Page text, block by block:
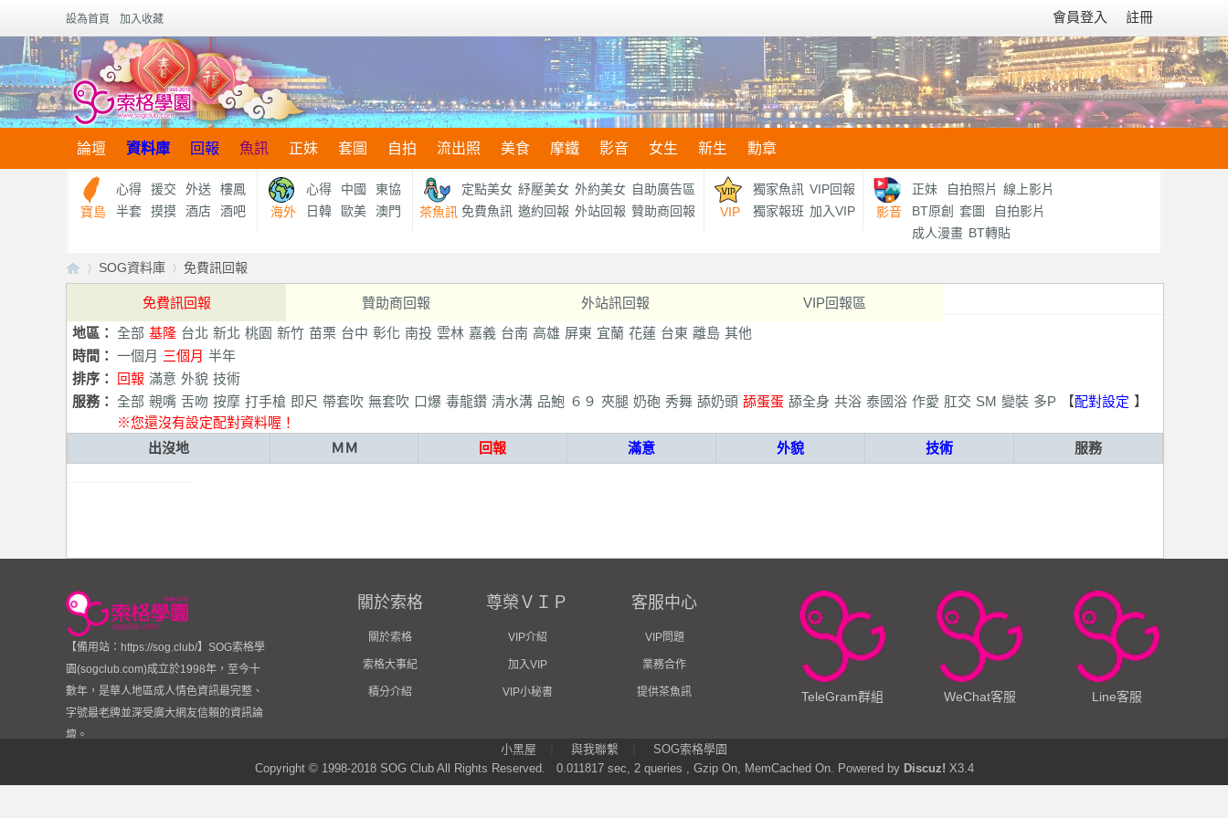
會員登入 註冊
設為首頁 加入收藏
論壇 資料庫 回報 魚訊 正妹 套圖 自拍 流出照 美食 摩鐵 影音 女生 新生 勳章
寶島
心得 援交 外送
樓鳳
半套
摸摸 酒店 酒吧 海外
心得 中國
東協
日韓
歐美 澳門 茶魚訊
定點美女 紓壓美女 外約美女 自助廣告區
免費魚訊 邀約回報 外站回報 贊助商回報 VIP
獨家魚訊 VIP回報
獨家報班 加入VIP 影音
正妹 自拍照片 線上影片
BT原創
套圖
自拍影片
成人漫畫 BT轉貼
【
格
›
SOG資料庫 免費訊回報
免費訊回報 贊助商回報 外站訊回報
VIP回報區
地區： 全部 基隆 台北 新北 桃園 新竹 苗栗 台中 彰化 南投 雲林 嘉義 台南 高雄 屏東 宜蘭 花蓮 台東 離島 其他
時間： 一個月 三個月 半年
排序：
回報 滿意 外貌 技術
服務： 全部 親嘴 舌吻 按摩 打手槍 即尺 帶套吹 無套吹 口爆 毒龍鑽 清水溝 品鮑 ６９ 夾腿 奶砲 秀舞 舔奶頭 舔蛋蛋 舔全身 共浴 泰國浴 作愛 肛交 SM 變裝 多P 【配對設定 】
※您還沒有設定配對資料喔！
出沒地
ＭＭ 回報 滿意 外貌 技術 服務
【備用站：https://sog.club/】SOG索格學
園(sogclub.com)成立於1998年，至今十
數年，是華人地區成人情色資訊最完整、
字號最老牌並深受廣大網友信賴的資訊論
壇。
關於索格
關於索格
索格大事紀
積分介紹
尊榮ＶＩＰ
VIP介紹
加入VIP
VIP小秘書
客服中心
VIP問題
業務合作
提供茶魚訊 Line客服
WeChat客服
TeleGram群組
小黑屋 與我聯繫
SOG索格學園
Copyright © 1998-2018 SOG ClubAll Rights Reserved. 0.011817 sec, 2 queries , Gzip On, MemCached On. Powered by Discuz! X3.4